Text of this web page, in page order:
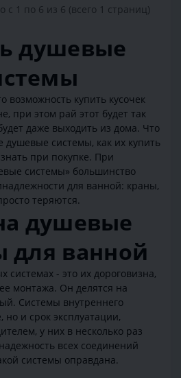
с 1 по 6 из 6 (всего 1 страниц)
душевые
возможность купить кусочек
при этом рай этот будет так
даже выходить из дома. Что
системы, как их купить
при покупке. При
системы» большинство
для ванной: краны,
теряются.
душевые
для ванной
- это их дороговизна,
монтажа. Он делятся на
Системы внутреннего
но и срок эксплуатации,
у них в несколько раз
всех соединений
системы оправдана.